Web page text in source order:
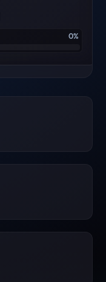
0%